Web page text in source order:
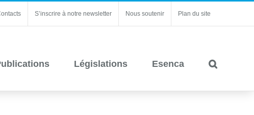
S’inscrire à notre newsletter Nous soutenir Plan du site
Législations Esenca